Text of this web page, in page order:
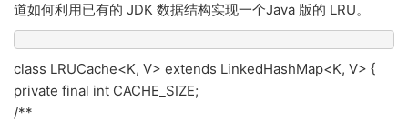
道如何利用已有的 JDK 数据结构实现一个Java 版的 LRU。
class LRUCache<K, V> extends LinkedHashMap<K, V> {
private final int CACHE_SIZE;
/**